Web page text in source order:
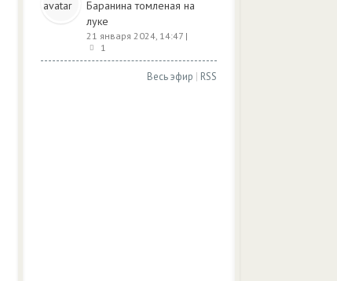
Баранина томленая на
луке
21 января 2024, 14:47 |
1
Весь эфир | RSS